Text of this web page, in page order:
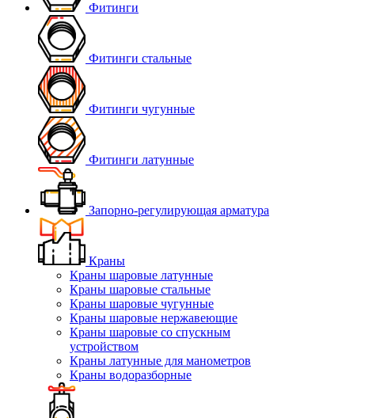
Фитинги
Фитинги стальные
Фитинги чугунные
Фитинги латунные
Запорно-регулирующая арматура
Краны
Краны шаровые латунные
Краны шаровые стальные
Краны шаровые чугунные
Краны шаровые нержавеющие
Краны шаровые со спускным
устройством
Краны латунные для манометров
Краны водоразборные